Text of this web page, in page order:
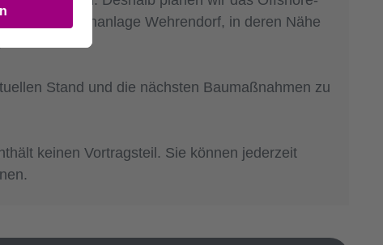
Umspannanlage Wehrendorf, in deren Nähe
Stand und die nächsten Baumaßnahmen zu
keinen Vortragsteil. Sie können jederzeit